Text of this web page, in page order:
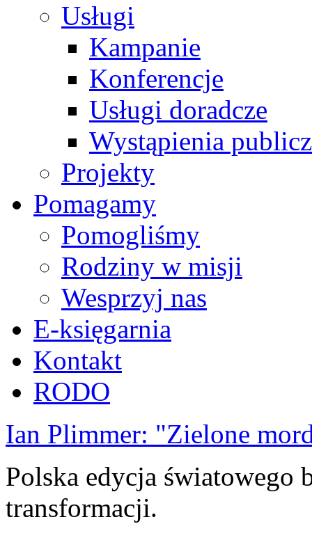
Usługi
Kampanie
Konferencje
Usługi doradcze
Wystąpienia
Projekty
Pomagamy
Pomogliśmy
Rodziny w misji
Wesprzyj nas
E-księgarnia
Kontakt
RODO
Ian Plimmer: "Zielone
Polska edycja światowego
transformacji.